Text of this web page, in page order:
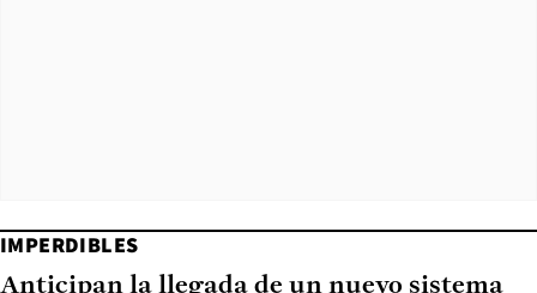
IMPERDIBLES
Anticipan la llegada de un nuevo sistema